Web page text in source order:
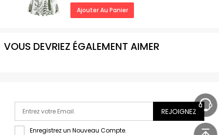
Ajouter Au Panier
VOUS DEVRIEZ ÉGALEMENT AIMER
REJOIGNEZ
Enregistrez un Nouveau Compte.